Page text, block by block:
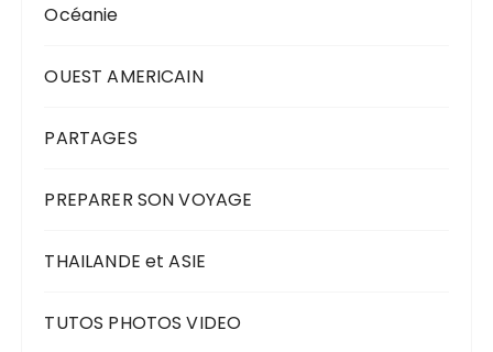
Océanie
OUEST AMERICAIN
PARTAGES
PREPARER SON VOYAGE
THAILANDE et ASIE
TUTOS PHOTOS VIDEO